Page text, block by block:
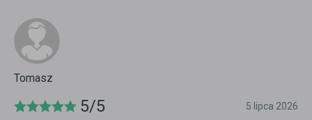
Tomasz
5/5 5 lipca 2026